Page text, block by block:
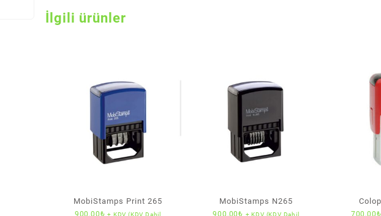
İlgili ürünler
MobiStamps Print 265 MobiStamps N265